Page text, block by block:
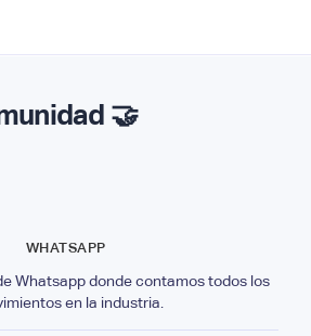
🤝
WHATSAPP
Whatsapp donde contamos todos los
en la industria.